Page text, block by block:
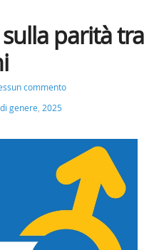
parità tra
commento
genere, 2025